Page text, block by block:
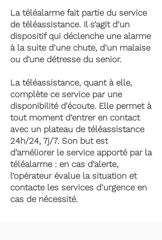
La téléalarme fait partie du service
de téléassistance. Il s’agit d’un
dispositif qui déclenche une alarme
à la suite d’une chute, d’un malaise
ou d'une détresse du senior.
La téléassistance, quant à elle,
complète ce service par une
disponibilité d'écoute. Elle permet à
tout moment d’entrer en contact
avec un plateau de téléassistance
24h/24, 7j/7. Son but est
d’améliorer le service apporté par la
téléalarme : en cas d’alerte,
l’opérateur évalue la situation et
contacte les services d’urgence en
cas de nécessité.